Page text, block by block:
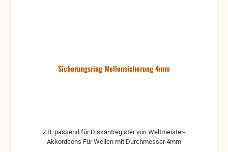
Sicherungsring Wellensicherung 4mm
z.B. passend für Diskantregister von Weltmeister-
Akkordeons Für Wellen mit Durchmesser 4mm